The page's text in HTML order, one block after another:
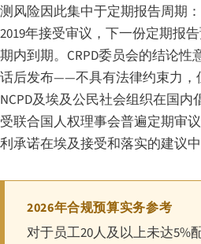
测风险因此集中于定期报告周期
2019年接受审议，下一份定期报
期内到期。CRPD委员会的结论
话后发布——不具有法律约束力，
NCPD及埃及公民社会组织在国
受联合国人权理事会普遍定期审
利承诺在埃及接受和落实的建议中
2026年合规预算实务参考
对于员工20人及以上未达5%